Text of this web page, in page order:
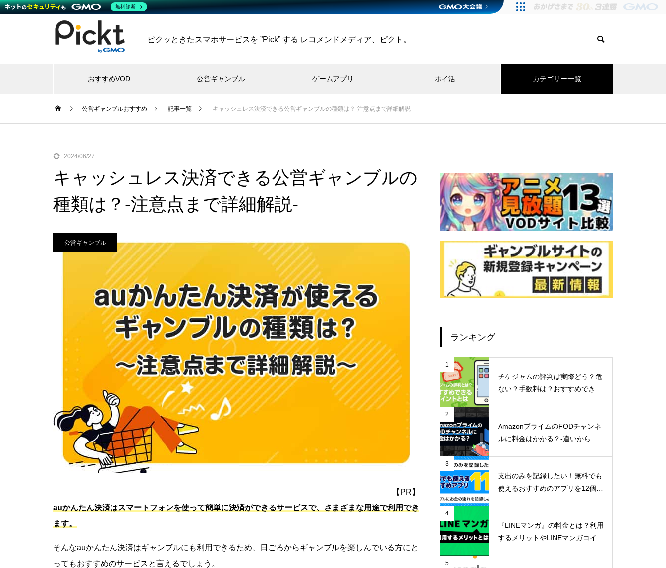
ピクッときたスマホサービスを ”Pick” する レコメンドメディア、ピクト。
おすすめVOD 公営ギャンブル ゲームアプリ ポイ活 カテゴリー一覧
公営ギャンブルおすすめ 記事一覧 キャッシュレス決済できる公営ギャンブルの種類は？-注意点まで詳細解説-
2024/06/27
キャッシュレス決済できる公営ギャンブルの
種類は？-注意点まで詳細解説-
公営ギャンブル
【PR】
auかんたん決済はスマートフォンを使って簡単に決済ができるサービスで、さまざまな用途で利用でき
ます。
そんなauかんたん決済はギャンブルにも利用できるため、日ごろからギャンブルを楽しんでいる方にと
ってもおすすめのサービスと言えるでしょう。
ランキング
1
チケジャムの評判は実際どう？危
ない？手数料は？おすすめできる
2
AmazonプライムのFODチャンネ
ルに料金はかかる？-違いからメ
3
支出のみを記録したい！無料でも
使えるおすすめのアプリを12個ご
4
『LINEマンガ』の料金とは？利用
するメリットやLINEマンガコイン
5
無料診断